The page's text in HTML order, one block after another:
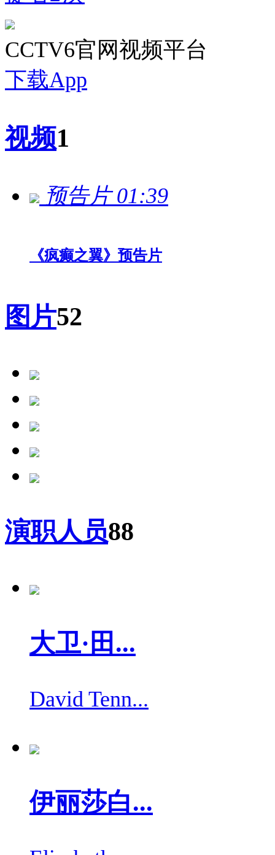
CCTV6官网视频平台
下载App
视频1
预告片 01:39
《疯癫之翼》预告片
图片52
演职人员88
大卫·田...
David Tenn...
伊丽莎白...